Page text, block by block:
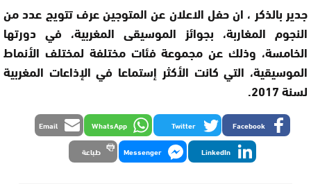
جدير بالذكر ، ان حفل الاعلان عن المتوجين عرف تتويج عدد من
النجوم المغاربة، بجوائز الموسيقى المغربية، في دورتها
الخامسة، وذلك عن مجموعة فئات مختلفة لمختلف الأنماط
الموسيقية، التي كانت الأكثر إستماعا في الإذاعات المغربية
لسنة 2017.
Facebook
Twitter
WhatsApp
Email
LinkedIn
Messenger طباعة